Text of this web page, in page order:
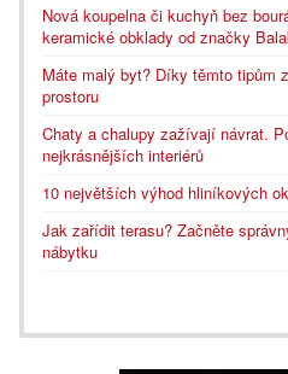
Nová koupelna či kuchyň bez
keramické obklady od značky
Máte malý byt? Díky těmto tipům
prostoru
Chaty a chalupy zažívají návrat.
nejkrásnějších interiérů
10 největších výhod hliníkových
Jak zařídit terasu? Začněte
nábytku